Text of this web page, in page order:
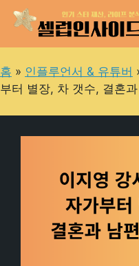
건
너
홈 » 인플루언서 & 유튜버
부터 별장, 차 갯수, 결혼